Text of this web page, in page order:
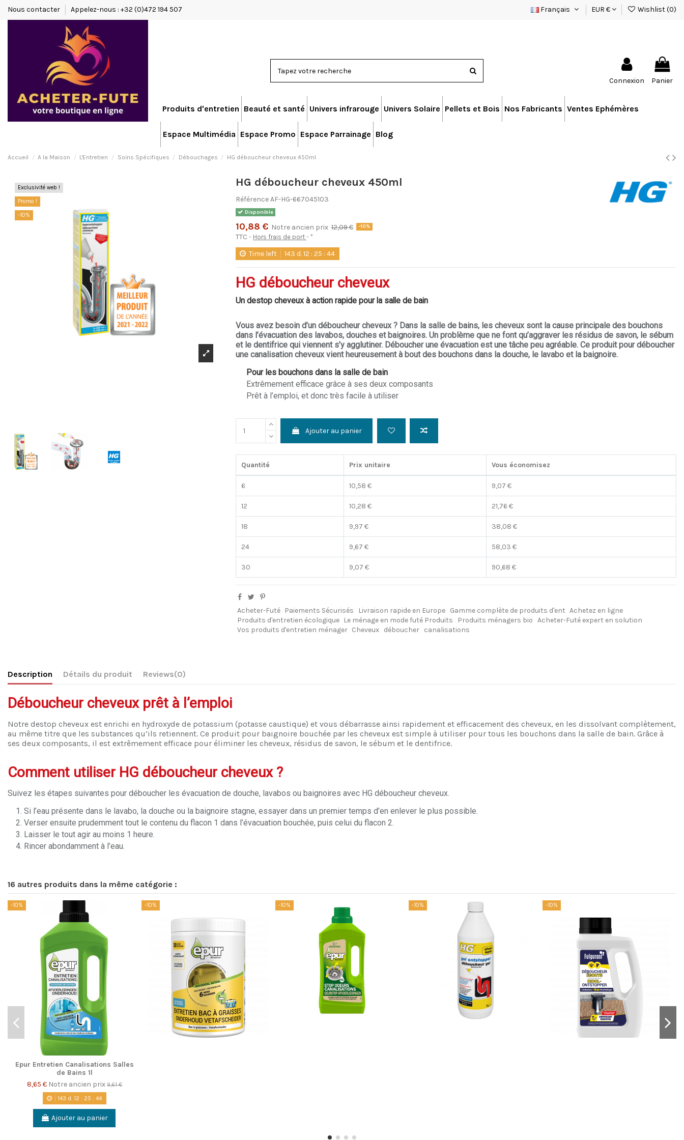
Nous contacter Appelez-nous : +32 (0)472 194 507 Français EUR € Wishlist (0)
Connexion Panier
Produits d'entretien Beauté et santé Univers infrarouge Univers Solaire Pellets et Bois Nos Fabricants Ventes Ephémères
Espace Multimédia Espace Promo Espace Parrainage Blog
Accueil A la Maison L'Entretien Soins Spécifiques Débouchages HG déboucheur cheveux 450ml
Exclusivité web !
Promo !
-10%
HG déboucheur cheveux 450ml
RéférenceAF-HG-667045103
Disponible
10,88 € Notre ancien prix 12,09 € -10%
TTC Hors frais de port *
Time left 143 d.12 :25 :43
HG déboucheur cheveux
Un destop cheveux à action rapide pour la salle de bain
Vous avez besoin d’un déboucheur cheveux ? Dans la salle de bains, les cheveux sont la cause principale des bouchons
dans l’évacuation des lavabos, douches et baignoires. Un problème que ne font qu’aggraver les résidus de savon, le sébum
et le dentifrice qui viennent s’y agglutiner. Déboucher une évacuation est une tâche peu agréable. Ce produit pour déboucher
une canalisation cheveux vient heureusement à bout des bouchons dans la douche, le lavabo et la baignoire.
Pour les bouchons dans la salle de bain
Extrêmement efficace grâce à ses deux composants
Prêt à l’emploi, et donc très facile à utiliser
Ajouter au panier
Quantité Prix unitaire Vous économisez
6 10,58 € 9,07 €
12 10,28 € 21,76 €
18 9,97 € 38,08 €
24 9,67 € 58,03 €
30 9,07 € 90,68 €
Acheter-Futé Paiements Sécurisés Livraison rapide en Europe Gamme complète de produits d'ent Achetez en ligne
Produits d'entretien écologique
Le ménage en mode futé Produits Produits ménagers bio Acheter-Futé expert en solution
Vos produits d'entretien ménager Cheveux déboucher canalisations
Description Détails du produit Reviews(0)
Déboucheur cheveux prêt à l’emploi
Notre destop cheveux est enrichi en hydroxyde de potassium (potasse caustique) et vous débarrasse ainsi rapidement et efficacement des cheveux, en les dissolvant complètement,
au même titre que les substances qu’ils retiennent. Ce produit pour baignoire bouchée par les cheveux est simple à utiliser pour tous les bouchons dans la salle de bain. Grâce à
ses deux composants, il est extrêmement efficace pour éliminer les cheveux, résidus de savon, le sébum et le dentifrice.
Comment utiliser HG déboucheur cheveux ?
Suivez les étapes suivantes pour déboucher les évacuation de douche, lavabos ou baignoires avec HG déboucheur cheveux.
Si l’eau présente dans le lavabo, la douche ou la baignoire stagne, essayer dans un premier temps d’en enlever le plus possible.
Verser ensuite prudemment tout le contenu du flacon 1 dans l’évacuation bouchée, puis celui du flacon 2.
Laisser le tout agir au moins 1 heure.
Rincer abondamment à l’eau.
16 autres produits dans la même catégorie :
-10%
Epur Entretien Canalisations Salles
de Bains 1l
8,65 € Notre ancien prix 9,61 €
143 d. 12 : 25 : 43
Ajouter au panier
-10% -10% -10% -10%